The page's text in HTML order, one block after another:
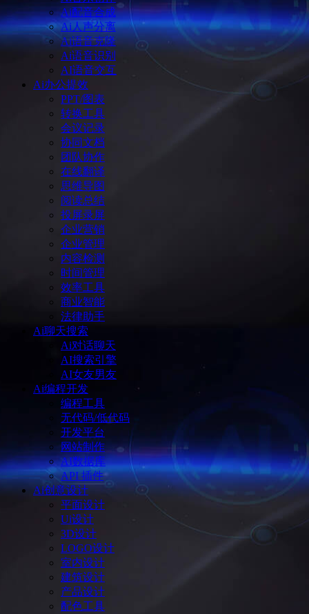
Ai配音合成
Ai人声分离
Ai语音克隆
Ai语音识别
AI语音交互
Ai办公提效
PPT/图表
转换工具
会议记录
协同文档
团队协作
在线翻译
思维导图
阅读总结
投屏录屏
企业营销
企业管理
内容检测
时间管理
效率工具
商业智能
法律助手
Ai聊天搜索
Ai对话聊天
AI搜索引擎
AI女友男友
Ai编程开发
编程工具
无代码/低代码
开发平台
网站制作
AI数据库
API 插件
Ai创意设计
平面设计
Ui设计
3D设计
LOGO设计
室内设计
建筑设计
产品设计
配色工具